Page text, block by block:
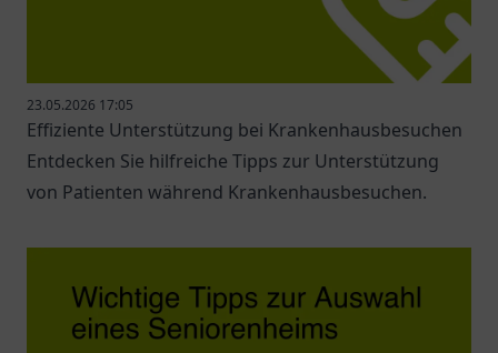
23.05.2026 17:05
Effiziente Unterstützung bei Krankenhausbesuchen
Entdecken Sie hilfreiche Tipps zur Unterstützung
von Patienten während Krankenhausbesuchen.